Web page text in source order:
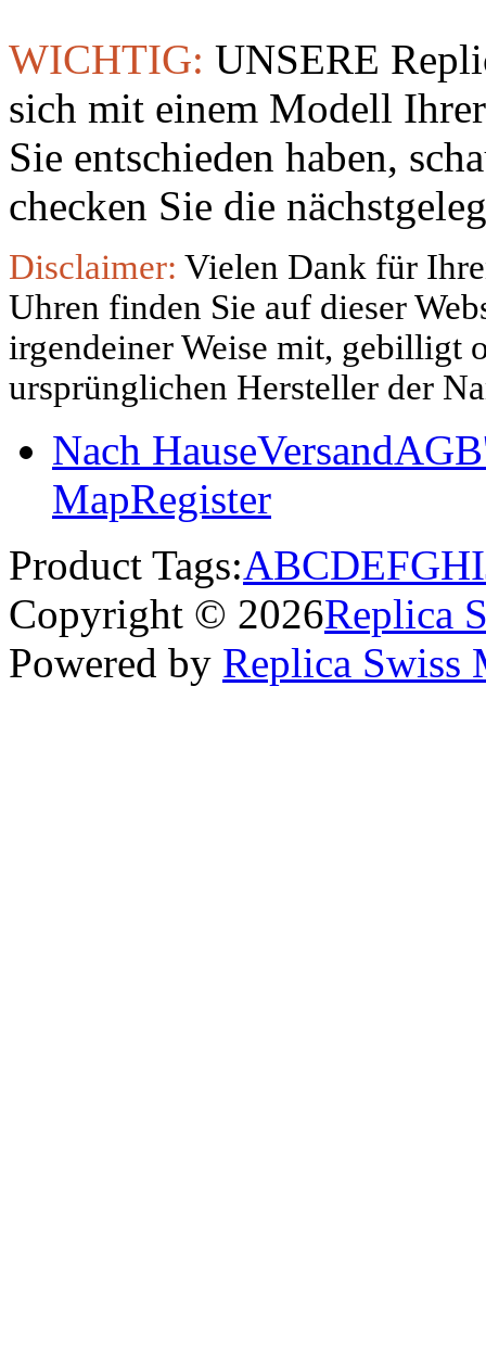
WICHTIG: UNSERE
sich mit einem Modell
Sie entschieden haben,
checken Sie die
Disclaimer: Vielen Dank für
Uhren finden Sie auf dieser
irgendeiner Weise mit, gebilligt
ursprünglichen Hersteller der
Nach HauseVersand
MapRegister
Product Tags:ABCDEFGHI
Copyright © 2026Replica
Powered by Replica Swiss